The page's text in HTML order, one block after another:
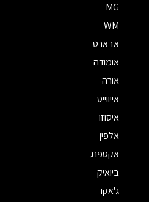
MG
WM
אבארט
אומודה
אורה
אייווייס
איסוזו
אלפין
אקספנג
ביואיק
ג'אקו